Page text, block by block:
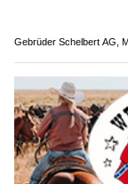
Gebrüder Schelbert AG,